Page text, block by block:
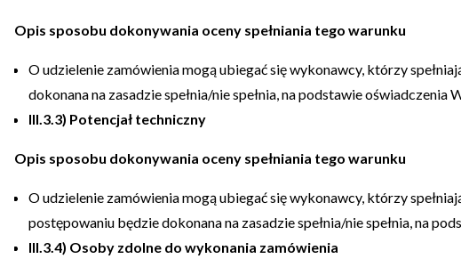
Opis sposobu dokonywania oceny spełniania tego warunku
O udzielenie zamówienia mogą ubiegać się wykonawcy, którzy
dokonana na zasadzie spełnia/nie spełnia, na podstawie oświadczenia
III.3.3) Potencjał techniczny
Opis sposobu dokonywania oceny spełniania tego warunku
O udzielenie zamówienia mogą ubiegać się wykonawcy, którzy
postępowaniu będzie dokonana na zasadzie spełnia/nie spełnia, na
III.3.4) Osoby zdolne do wykonania zamówienia